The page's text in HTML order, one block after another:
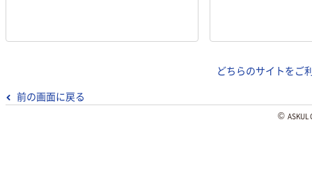
どちらのサイトをご
前の画面に戻る
©